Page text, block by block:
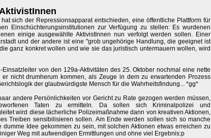
sich der Repressionsapparat entschieden, eine öffentliche Plattform für
Einschüchterungsinstitutionen zur Verfügung zu stellen: Es wurdenen
einige ausgewählte AktivistInnen nun verfolgt werden sollen. Einer
und der andere ist eine "grob ungehörige Handlung, die geeignet ist
ganz konkret wollen und wie sie das juristisch untermauern wollen, wird
von den 129a-Aktivitäten des 25. Oktober nochmal eine nette
nicht drumherum kommen, als Zeuge in dem zu erwartenden Prozess
der glaubwürdigste Mensch für die Wahrheitsfindung... *gg*
andere Persönlichkeiten vor Gericht zu Rate gezogen werden müssen,
Taten zu ermitteln. Da sollen sich Kriminalpolizei und
wird diese lächerliche Polizeimaßnahme dann von kreativen Aktionen,
Treiben sensibilisieren sollen. Am Ende werden sollen sich so manche
Idee gekommen zu sein, mit solchen Aktionen etwas erreichen zu
Weg mit aufwendigen Ermittlungen und ohne viel Ergebnis:p